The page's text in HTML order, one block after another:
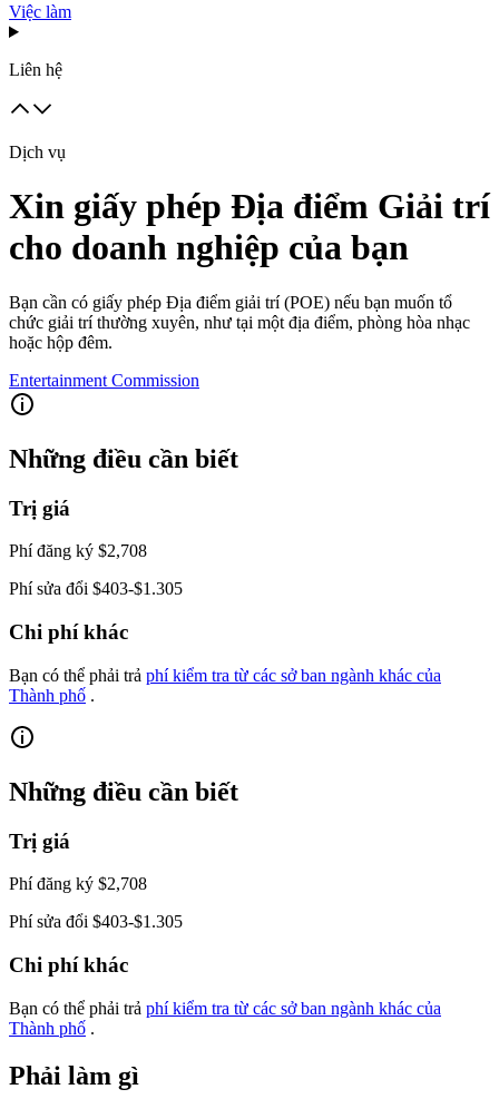
Việc làm
Liên hệ
Dịch vụ
Xin giấy phép Địa điểm Giải trí
cho doanh nghiệp của bạn
Bạn cần có giấy phép Địa điểm giải trí (POE) nếu bạn muốn tổ
chức giải trí thường xuyên, như tại một địa điểm, phòng hòa nhạc
hoặc hộp đêm.
Entertainment Commission
Những điều cần biết
Trị giá
Phí đăng ký $2,708
Phí sửa đổi $403-$1.305
Chi phí khác
Bạn có thể phải trả phí kiểm tra từ các sở ban ngành khác của
Thành phố .
Những điều cần biết
Trị giá
Phí đăng ký $2,708
Phí sửa đổi $403-$1.305
Chi phí khác
Bạn có thể phải trả phí kiểm tra từ các sở ban ngành khác của
Thành phố .
Phải làm gì